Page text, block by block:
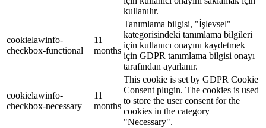
kullanılır.
cookielawinfo-
checkbox-functional
11
months
Tanımlama bilgisi, "İşlevsel"
kategorisindeki tanımlama bilgileri
için kullanıcı onayını kaydetmek
için GDPR tanımlama bilgisi onayı
tarafından ayarlanır.
cookielawinfo-
checkbox-necessary
11
months
This cookie is set by GDPR Cookie
Consent plugin. The cookies is used
to store the user consent for the
cookies in the category
"Necessary".